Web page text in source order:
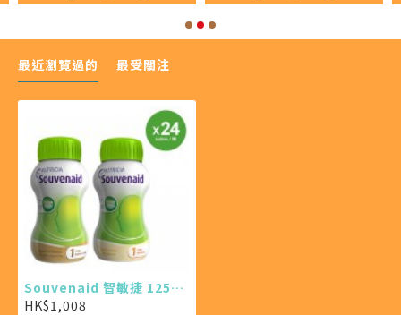
最近瀏覽過的 最受關注
Souvenaid 智敏捷 125ml X24 (最少需購買24樽)
HK$1,008